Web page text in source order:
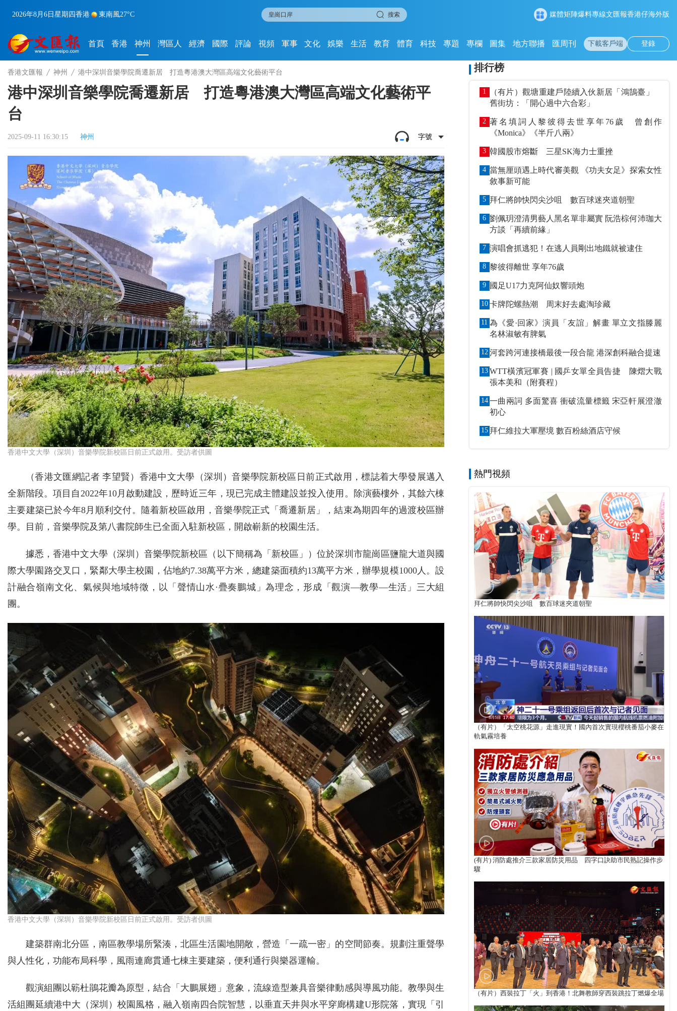
2026年8月6日 星期四香港 東南風27°C 搜索 媒體矩陣爆料專線文匯報香港仔海外版
首頁 香港 神州 灣區人 經濟 國際 評論 視頻 軍事 文化 娛樂 生活 教育 體育 科技 專題 專欄 圖集 地方聯播 匯周刊 下載客戶端 登錄
香港文匯報 神州 港中深圳音樂學院喬遷新居 打造粵港澳大灣區高端文化藝術平台
港中深圳音樂學院喬遷新居 打造粵港澳大灣區高端文化藝術平
台
2025-09-11 16:30:15 神州 字號
香港中文大學（深圳）音樂學院新校區日前正式啟用。受訪者供圖
（香港文匯網記者 李望賢）香港中文大學（深圳）音樂學院新校區日前正式啟用，標誌着大學發展邁入
全新階段。項目自2022年10月啟動建設，歷時近三年，現已完成主體建設並投入使用。除演藝樓外，其餘六棟
主要建築已於今年8月順利交付。隨着新校區啟用，音樂學院正式「喬遷新居」，結束為期四年的過渡校區辦
學。目前，音樂學院及第八書院師生已全面入駐新校區，開啟嶄新的校園生活。
據悉，香港中文大學（深圳）音樂學院新校區（以下簡稱為「新校區」）位於深圳市龍崗區鹽龍大道與國
際大學園路交叉口，緊鄰大學主校園，佔地約7.38萬平方米，總建築面積約13萬平方米，辦學規模1000人。設
計融合嶺南文化、氣候與地域特徵，以「聲情山水·疊奏鵬城」為理念，形成「觀演—教學—生活」三大組
團。
香港中文大學（深圳）音樂學院新校區日前正式啟用。受訪者供圖
建築群南北分區，南區教學場所緊湊，北區生活園地開敞，營造「一疏一密」的空間節奏。規劃注重聲學
與人性化，功能布局科學，風雨連廊貫通七棟主要建築，便利通行與樂器運輸。
觀演組團以簕杜鵑花瓣為原型，結合「大鵬展翅」意象，流線造型兼具音樂律動感與導風功能。教學與生
活組團延續港中大（深圳）校園風格，融入嶺南四合院智慧，以垂直天井與水平穿廊構建U形院落，實現「引
排行榜
1
（有片）觀塘重建戶陸續入伙新居「鴻鵠臺」
舊街坊：「開心過中六合彩」
2 著名填詞人黎彼得去世享年76歲 曾創作
《Monica》《半斤八兩》
3 韓國股市熔斷 三星SK海力士重挫
4 當無厘頭遇上時代審美觀 《功夫女足》探索女性
敘事新可能
5 拜仁將帥快閃尖沙咀 數百球迷夾道朝聖
6 劉佩玥澄清男藝人黑名單非屬實 阮浩棕何沛珈大
方談「再續前緣」
7 演唱會抓逃犯！在逃人員剛出地鐵就被逮住
8 黎彼得離世 享年76歲
9 國足U17力克阿仙奴響頭炮
10 卡牌陀螺熱潮 周末好去處淘珍藏
11 為《愛·回家》演員「友誼」解畫 單立文指滕麗
名林淑敏有脾氣
12 河套跨河連接橋最後一段合龍 港深創科融合提速
13 WTT橫濱冠軍賽 | 國乒女單全員告捷 陳熠大戰
張本美和（附賽程）
14 一曲兩詞 多面驚喜 衝破流量標籤 宋亞軒展澄澈
初心
15 拜仁維拉大軍壓境 數百粉絲酒店守候
熱門視頻
拜仁將帥快閃尖沙咀 數百球迷夾道朝聖
（有片）「太空桃花源」走進現實！國內首次實現櫻桃番茄小麥在
軌氣霧培養
(有片) 消防處推介三款家居防災用品 四字口訣助市民熟記操作步
驟
（有片）西裝拉丁「火」到香港！北舞教師穿西裝跳拉丁燃爆全場